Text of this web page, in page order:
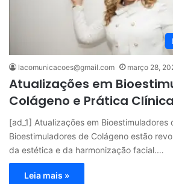
lacomunicacoes@gmail.com março 28,
Atualizações em
Colágeno e Prática Clínica
[ad_1] Atualizações em Bioestimuladores
Bioestimuladores de Colágeno estão
da estética e da harmonização facial.…
Leia mais »